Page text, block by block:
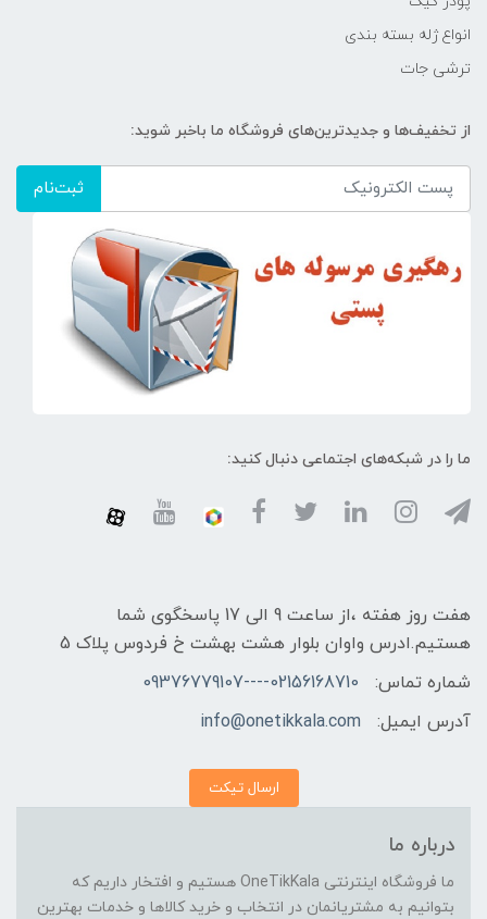
انواع ژله بسته بندی
ترشی جات
از تخفیف‌ها و جدیدترین‌های فروشگاه ما باخبر شوید:
ثبت‌نام
ما را در شبکه‌های اجتماعی دنبال کنید:
هفت روز هفته ،از ساعت 9 الی 17 پاسخگوی شما
هستیم.ادرس واوان بلوار هشت بهشت خ فردوس پلاک 5
شماره تماس:
02156168710----09376779107
آدرس ایمیل:
info@onetikkala.com
ارسال تیکت
درباره ما
ما فروشگاه اینترنتی OneTikKala هستیم و افتخار داریم که
بتوانیم به مشتریانمان در انتخاب و خرید کالاها و خدمات بهترین